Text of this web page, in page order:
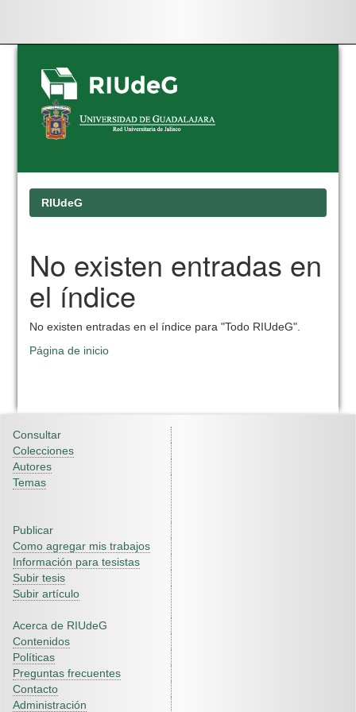
Skip
navigation
RIUdeG
No existen entradas en
el índice
No existen entradas en el índice para "Todo RIUdeG".
Página de inicio
Consultar
Colecciones
Autores
Temas
Publicar
Como agregar mis trabajos
Información para tesistas
Subir tesis
Subir artículo
Acerca de RIUdeG
Contenidos
Políticas
Preguntas frecuentes
Contacto
Administración